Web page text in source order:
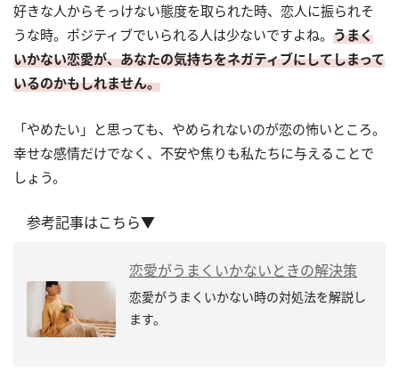
好きな人からそっけない態度を取られた時、恋人に振られそ
うな時。ポジティブでいられる人は少ないですよね。 うまく
いかない恋愛が、あなたの気持ちをネガティブにしてしまって
いるのかもしれません。
「やめたい」と思っても、やめられないのが恋の怖いところ。
幸せな感情だけでなく、不安や焦りも私たちに与えることで
しょう。
参考記事はこちら▼
恋愛がうまくいかないときの解決策
恋愛がうまくいかない時の対処法を解説し
ます。